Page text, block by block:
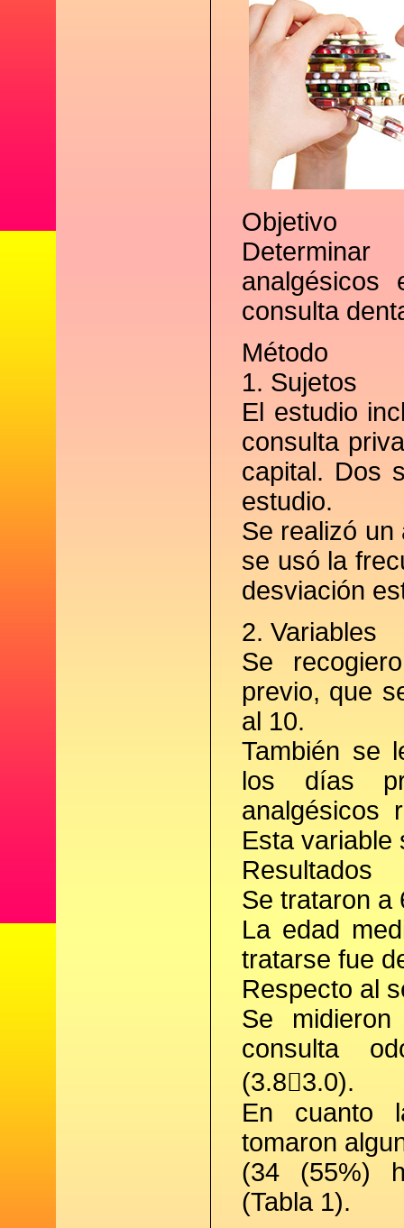
Objetivo
consulta
Método
1. Sujetos
El estudio
consulta
capital. Dos
estudio.
Se realizó
se usó la
desviación
2. Variables
Se
previo, que
al 10.
También se
los días
analgésicos
Esta variable
Resultados
Se trataron a
La edad
tratarse fue
Respecto al
Se
consulta
(3.83.0).
En cuanto
tomaron
(34 (55%)
(Tabla 1).